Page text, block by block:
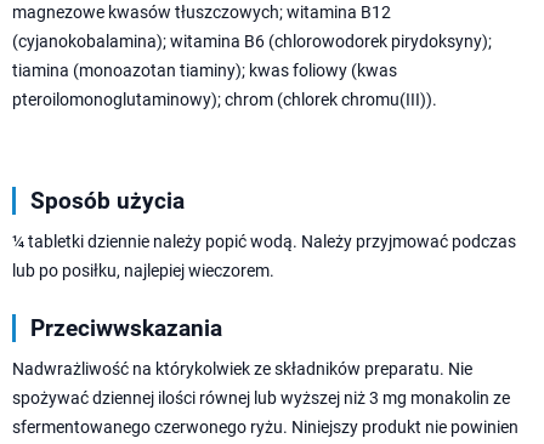
magnezowe kwasów tłuszczowych; witamina B12
(cyjanokobalamina); witamina B6 (chlorowodorek pirydoksyny);
tiamina (monoazotan tiaminy); kwas foliowy (kwas
pteroilomonoglutaminowy); chrom (chlorek chromu(III)).
Sposób użycia
¼ tabletki dziennie należy popić wodą. Należy przyjmować podczas
lub po posiłku, najlepiej wieczorem.
Przeciwwskazania
Nadwrażliwość na którykolwiek ze składników preparatu. Nie
spożywać dziennej ilości równej lub wyższej niż 3 mg monakolin ze
sfermentowanego czerwonego ryżu. Niniejszy produkt nie powinien